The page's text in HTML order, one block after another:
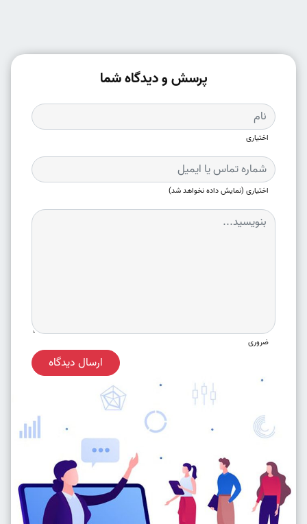
پرسش و دیدگاه شما
اختیاری
اختیاری (نمایش داده نخواهد شد)
ضروری
ارسال دیدگاه